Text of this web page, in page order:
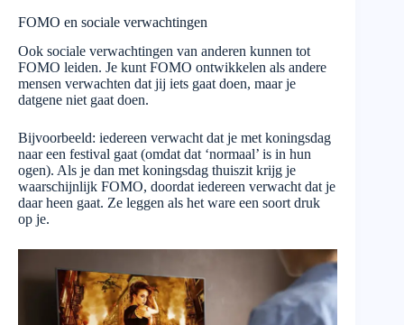
FOMO en sociale verwachtingen
Ook sociale verwachtingen van anderen kunnen tot
FOMO leiden. Je kunt FOMO ontwikkelen als andere
mensen verwachten dat jij iets gaat doen, maar je
datgene niet gaat doen.
Bijvoorbeeld: iedereen verwacht dat je met koningsdag
naar een festival gaat (omdat dat ‘normaal’ is in hun
ogen). Als je dan met koningsdag thuiszit krijg je
waarschijnlijk FOMO, doordat iedereen verwacht dat je
daar heen gaat. Ze leggen als het ware een soort druk
op je.